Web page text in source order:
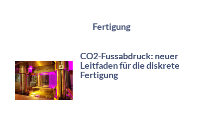
Fertigung
CO2-Fussabdruck: neuer
Leitfaden für die diskrete
Fertigung